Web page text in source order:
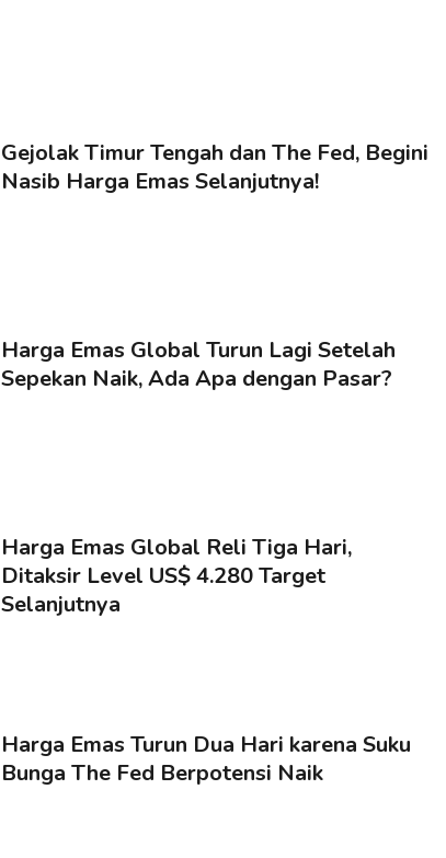
Gejolak Timur Tengah dan The Fed, Begini
Nasib Harga Emas Selanjutnya!
Harga Emas Global Turun Lagi Setelah
Sepekan Naik, Ada Apa dengan Pasar?
Harga Emas Global Reli Tiga Hari,
Ditaksir Level US$ 4.280 Target
Selanjutnya
Harga Emas Turun Dua Hari karena Suku
Bunga The Fed Berpotensi Naik